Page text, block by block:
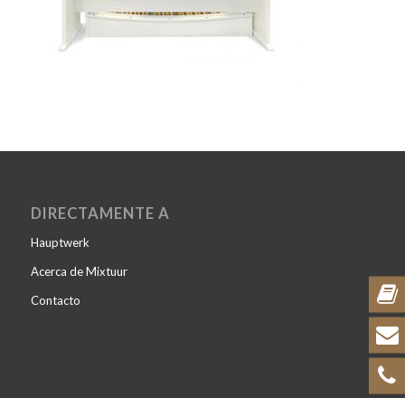
DIRECTAMENTE A
Hauptwerk
Acerca de Mixtuur
Contacto